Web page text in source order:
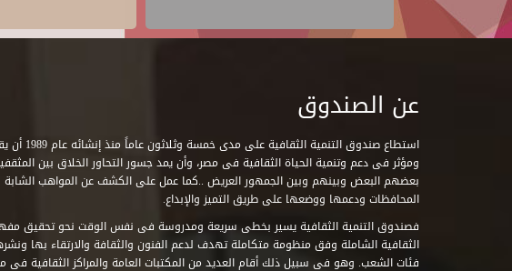
عن الصندوق
استطاع صندوق
ومؤثر فى دعم وتنمية الحياة الثقافية فى مصر، وأن يمد جسور التحاور الخلاق بين
بعضهم البعض وبينهم وبين الجمهور العريض ..كما عمل على الكشف عن المواهب
المحافظات ودعمها ووضعها على طريق التميز والإبداع.
فصندوق التنمية الثقافية يسير بخطى سريعة ومدروسة فى نفس الوقت نحو تحقيق
الثقافية الشاملة وفق منظومة متكاملة تهدف لدعم الفنون والثقافة والارتقاء بها
فئات الشعب. وهو فى سبيل ذلك أقام العديد من المكتبات العامة والمراكز الثقافية فى